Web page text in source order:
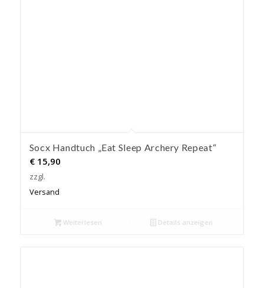
Socx Handtuch „Eat Sleep Archery Repeat“
€15,90
zzgl.
Versand
Weiterlesen Details anzeigen